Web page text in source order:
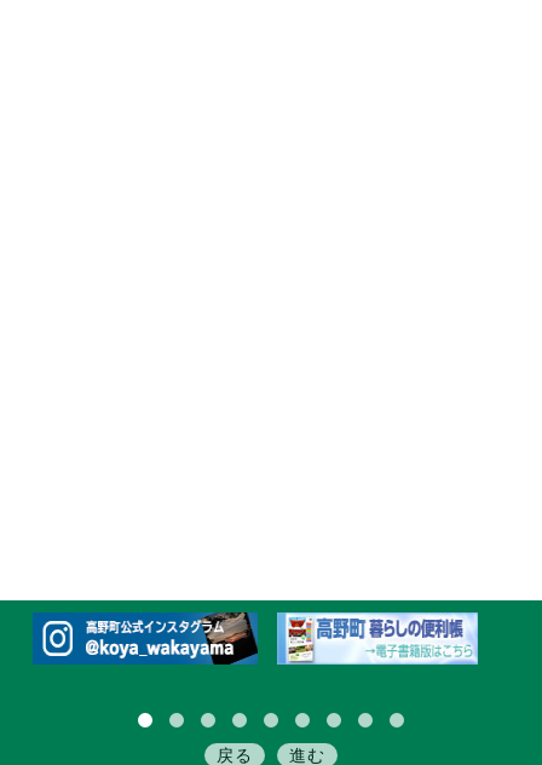
戻る 進む